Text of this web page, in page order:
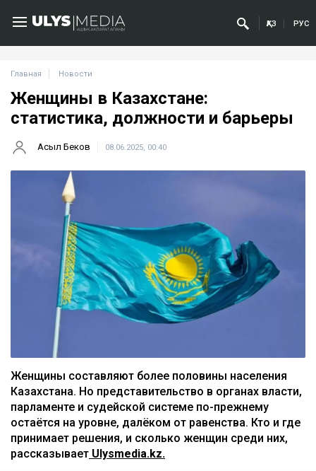
ҚАЗ РУС
Главная Новости
Женщины в Казахстане:
статистика, должности и барьеры
Асыл Беков 08.06.2025, 00:40
Женщины составляют более половины населения
Казахстана. Но представительство в органах власти,
парламенте и судейской системе по-прежнему
остаётся на уровне, далёком от равенства. Кто и где
принимает решения, и сколько женщин среди них,
рассказывает Ulysmedia.kz.